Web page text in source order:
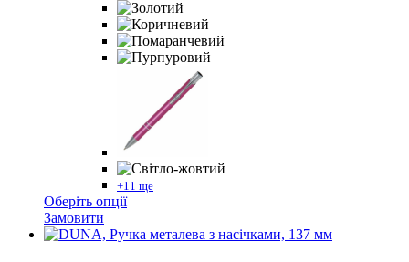
+11 ще
Оберіть опціїЦей
має
Замовити